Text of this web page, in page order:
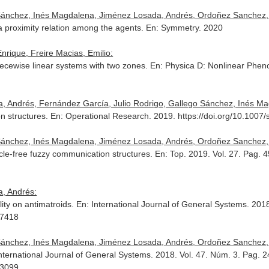
Inés Magdalena, Jiménez Losada, Andrés, Ordoñez
relation among the agents. En: Symmetry. 2020
Freire Macias, Emilio:
linear systems with two zones. En: Physica D: Nonlinear
Andrés, Fernández García, Julio Rodrigo, Gallego Sánchez, Inés
structures. En: Operational Research . 2019. https://doi.org/
Inés Magdalena, Jiménez Losada, Andrés, Ordoñez
free fuzzy communication structures. En: Top . 2019. Vol. 27. Pag.
Andrés:
on antimatroids. En: International Journal of General Systems .
Inés Magdalena, Jiménez Losada, Andrés, Ordoñez
Journal of General Systems . 2018. Vol. 47. Núm. 3. Pag.